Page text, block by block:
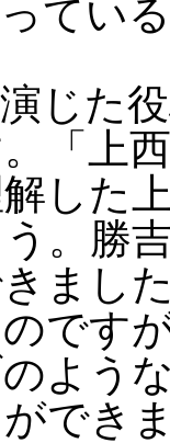
てい
じた
「上
した
。勝
まし
です
よう
でき